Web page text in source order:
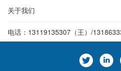
关于我们
电话： 13119135307（王）/